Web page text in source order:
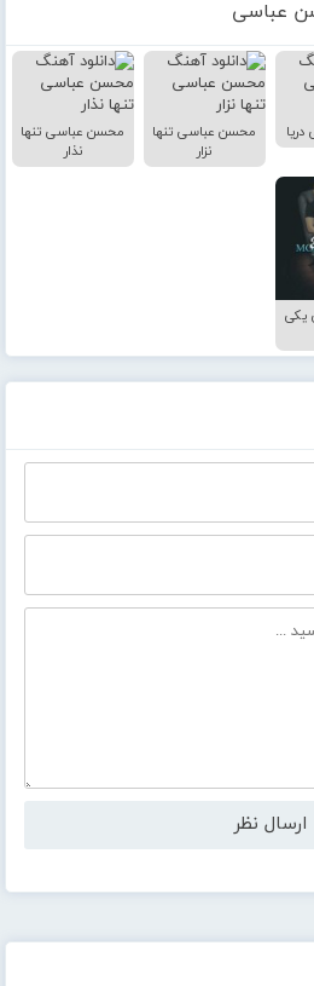
عباسی
محسن عباسی تنها
نزار
محسن عباسی تنها
نذار
یکی